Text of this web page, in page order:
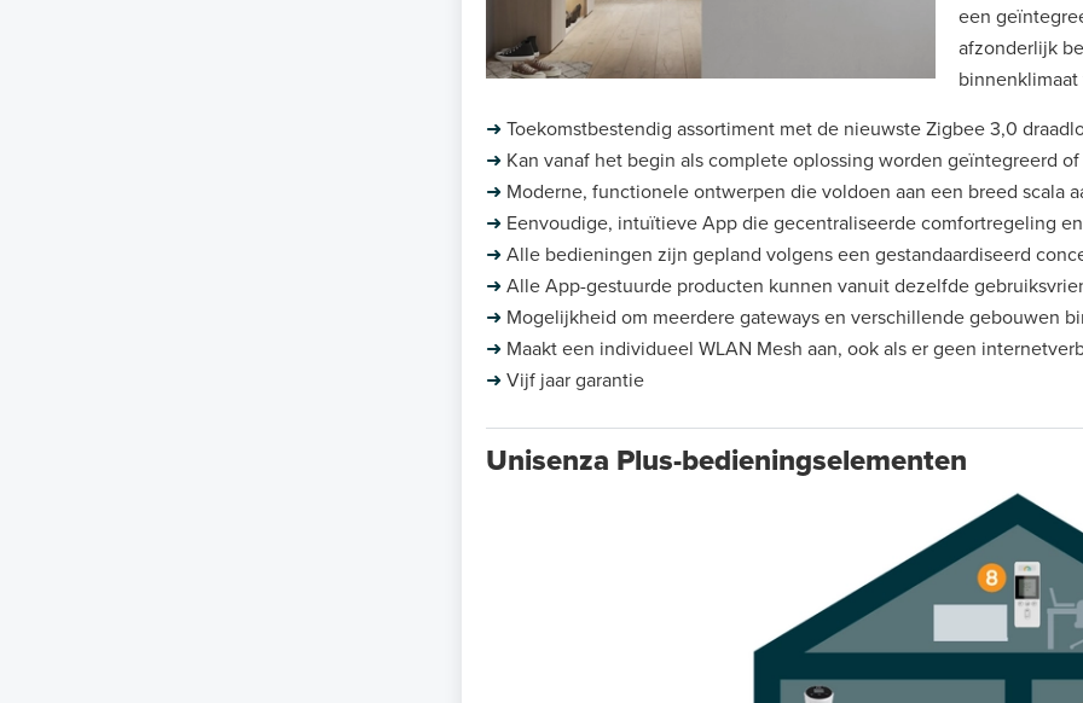
een
afzonderlijk
➜ Toekomstbestendig assortiment met de nieuwste Zigbee 3,0
➜ Kan vanaf het begin als complete oplossing worden geïntegreerd
➜ Moderne, functionele ontwerpen die voldoen aan een breed scala
➜ Eenvoudige, intuïtieve App die gecentraliseerde comfortregeling
➜ Alle bedieningen zijn gepland volgens een gestandaardiseerd
➜ Alle App-gestuurde producten kunnen vanuit dezelfde
➜ Mogelijkheid om meerdere gateways en verschillende gebouwen
➜ Maakt een individueel WLAN Mesh aan, ook als er geen
➜ Vijf jaar garantie
Unisenza Plus-bedieningselementen